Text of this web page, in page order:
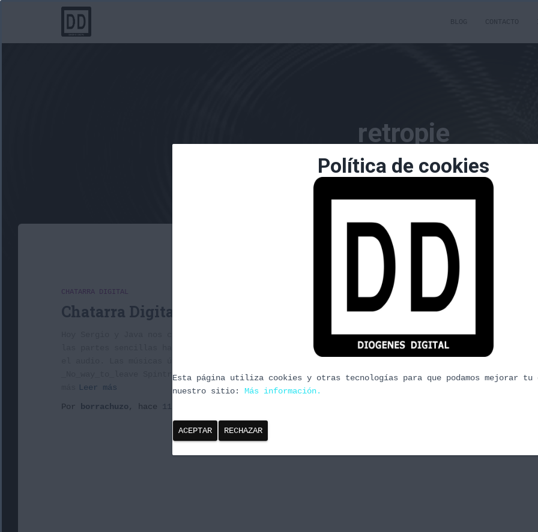
BLOG CONTACTO
retropie
CHATARRA DIGITAL
Chatarra Digital 1x 15: Retropie
Hoy Sergio y Java nos cuentan sus experiencias al montar el Retropie con la rapsberry. Desde
las partes sencillas hasta las partes que mas quebraderos de cabeza les han dado. A disfrutar
_No_way_to_leave Spintronic_-_Crackbrained Spintronic_-_I_m_an_alien Podéis escuchar estas y
Leer más
Por
borrachuzo , hace 11 años
Política de cookies
Esta página utiliza cookies y otras tecnologías para que podamos mejorar tu
nuestro sitio: Más información.
ACEPTAR RECHAZAR